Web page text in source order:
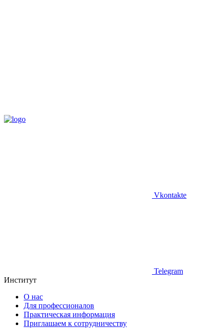
Vkontakte
Telegram
Институт
О нас
Для профессионалов
Практическая информация
Приглашаем к сотрудничеству